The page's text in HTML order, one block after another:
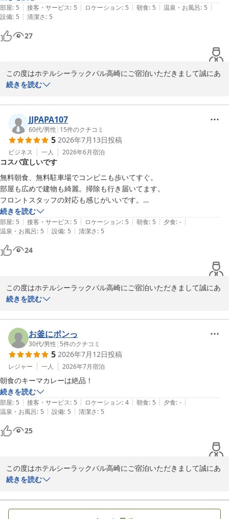
部屋: 5 | 接客・サービス: 5 | ロケーション: 5 | 朝食: 5 | 温泉・お風呂: 5 |
設備: 5 | 清潔さ: 5
27
この度はホテルシーラックパル高崎にご宿泊いただきまして誠にあ
りがとうございます。
これからもさらなる設備・サービスの向上に努めて参りますので、
またお近くにお越しの機会がございましたらホテルシーラックパル
高崎をよろしくお願い致します。
またのお越しをお待ち致しております。
ホテルシーラックパル高崎　支配人
ホテル シーラックパル高崎
2026-07-23
続きを読む
JJPAPA107
60代/男性 | 15件のクチコミ
5 2026年7月13日投稿
ビジネス 一人 2026年6月宿泊
コスパ宜しいです
無料朝食、無料駐車場でコンビニも歩いてすぐ。
部屋も広めで建物も綺麗。掃除も行き届いてます。
フロントスタッフの対応も感じがいいです。
近くに飲食店少ないですが、又お世話になりたいと思います
続きを読む
部屋: 5 | 接客・サービス: 5 | ロケーション: 5 | 朝食: 5 | 夕食: - |
温泉・お風呂: 5 | 設備: 5 | 清潔さ: 5
24
この度はホテルシーラックパル高崎にご宿泊いただきまして誠にあ
りがとうございます。
また、高いご評価と温かいお言葉を頂戴しましたことに重ねてお礼
申し上げます。
いつまでもお選びいただけるホテルであり続けられるよう、これか
らも一層のサービス向上に努めて参りますので、今後ともホテルシ
ーラックパル高崎をよろしくお願い致します。
またのお越しをお待ち致しております。
ホテルシーラックパル高崎　支配人
ホテル シーラックパル高崎
続きを読む
お釜にボンっ
30代/男性 | 5件のクチコミ
5 2026年7月12日投稿
レジャー 一人 2026年7月宿泊
朝食のキーマカレーは絶品！
続きを読む
部屋: 5 | 接客・サービス: 5 | ロケーション: 4 | 朝食: 5 | 夕食: - |
温泉・お風呂: 5 | 設備: 5 | 清潔さ: 5
25
この度はホテルシーラックパル高崎にご宿泊いただきまして誠にあ
りがとうございます。
また、高いご評価を頂戴しましたことに重ねてお礼申し上げます。
続きを読む